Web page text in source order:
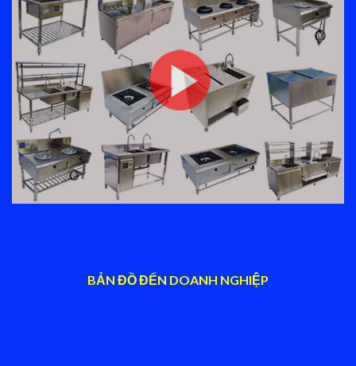
BẢN ĐỒ ĐẾN DOANH NGHIỆP